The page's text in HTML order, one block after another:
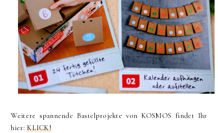
Weitere spannende Bastelprojekte von KOSMOS findet Ihr
hier:KLICK!